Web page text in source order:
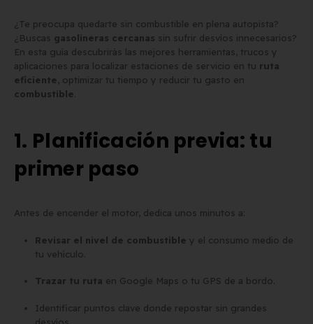
¿Te preocupa quedarte sin combustible en plena autopista?
¿Buscas gasolineras cercanas sin sufrir desvíos innecesarios?
En esta guía descubrirás las mejores herramientas, trucos y
aplicaciones para localizar estaciones de servicio en tu ruta
eficiente , optimizar tu tiempo y reducir tu gasto en
combustible
1. Planificación previa: tu
primer paso
Antes de encender el motor, dedica unos minutos a:
Revisar el nivel de combustible y el consumo medio de
tu vehículo.
Trazar tu ruta en Google Maps o tu GPS de a bordo.
Identificar puntos clave donde repostar sin grandes
Matrícula Acrílica para
Normativa DGT 2026
mayo de 2026
Matrícula para Patinete
Comprarla | Carengine
propio equipo de
2 de junio de 2026
matrícula en España
el BOE)
2 de junio de 2026